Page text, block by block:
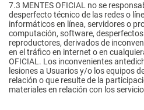
7.3 MENTES OFICIAL no se
desperfecto técnico de las redes o
informáticos en línea, servidores o
computación, software,
reproductores, derivados de
en el tráfico en internet o en
OFICIAL. Los inconvenientes
lesiones a Usuarios y/o los equipos
relación o que resulte de la
materiales en relación con los